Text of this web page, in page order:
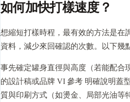
如何加快打樣速度？
想縮短打樣時程，最有效的方法是在
資料，減少來回確認的次數。以下幾
事先確定罐身直徑與高度（若能配合
的設計稿或品牌 VI 參考 明確說明蓋
質與印刷方式（如燙金、局部光油等